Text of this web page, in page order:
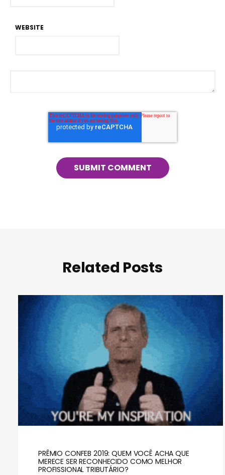
WEBSITE
Related Posts
PRÊMIO CONFEB 2019: QUEM VOCÊ ACHA QUE
MERECE SER RECONHECIDO COMO MELHOR
PROFISSIONAL TRIBUTÁRIO?